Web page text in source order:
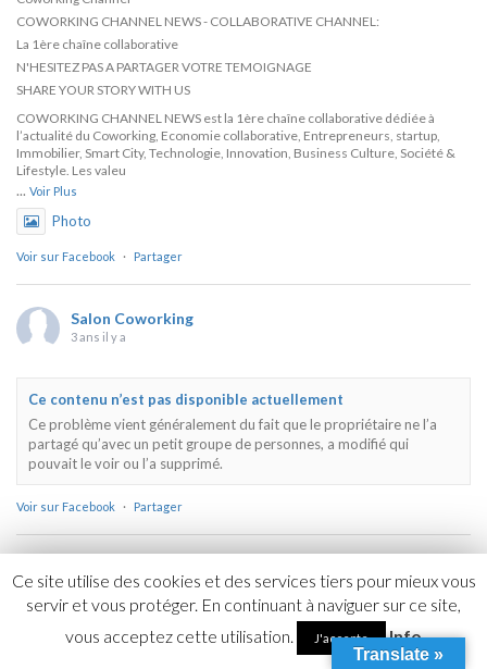
La 1ère chaîne collaborative
COWORKING CHANNEL NEWS est la 1ère chaîne collaborative dédiée à
l’actualité du Coworking, Economie collaborative, Entrepreneurs, startup,
Immobilier, Smart City, Technologie, Innovation, Business Culture, Société &
Lifestyle. Les valeu
Voir Plus
Photo
Voir sur Facebook
Salon Coworking
3 ans il y a
Ce contenu n’est pas disponible actuellement
Ce problème vient généralement du fait que le propriétaire ne l’a
partagé qu’avec un petit groupe de personnes, a modifié qui
pouvait le voir ou l’a supprimé.
Voir sur Facebook
3 ans il y a
Ce site utilise des cookies et des services tiers pour mieux vous
servir et vous protéger. En continuant à naviguer sur ce site,
vous acceptez cette utilisation.
J'accepte Info
Translate »